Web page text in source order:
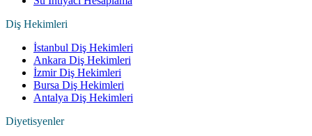
Diş Hekimleri
İstanbul Diş Hekimleri
Ankara Diş Hekimleri
İzmir Diş Hekimleri
Bursa Diş Hekimleri
Antalya Diş Hekimleri
Diyetisyenler